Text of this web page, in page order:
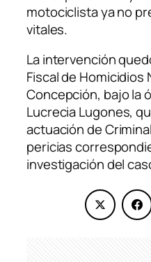
motociclista ya no
vitales.
La intervención
Fiscal de Homicidios
Concepción, bajo la
Lucrecia Lugones,
actuación de
pericias
investigación del